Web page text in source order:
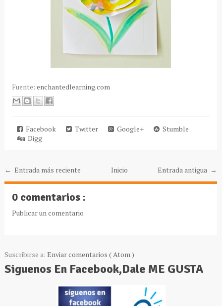
Fuente: enchantedlearning.com
Facebook Twitter Google+
Stumble
Digg
← Entrada más reciente Entrada antigua →
Inicio
0 comentarios :
Publicar un comentario
Suscribirse a: Enviar comentarios ( Atom )
Siguenos En Facebook,Dale ME GUSTA